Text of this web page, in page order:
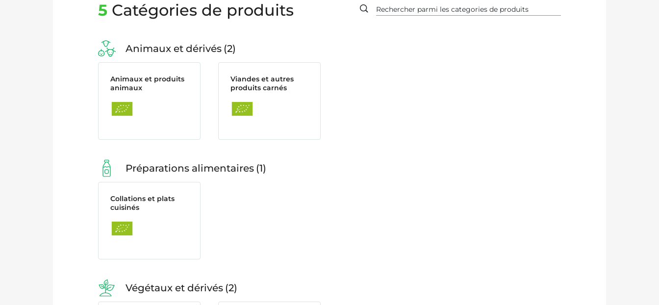
5 Catégories de produits
Animaux et dérivés 2
Animaux et produits
animaux
Viandes et autres
produits carnés
Préparations alimentaires 1
Collations et plats
cuisinés
Végétaux et dérivés 2